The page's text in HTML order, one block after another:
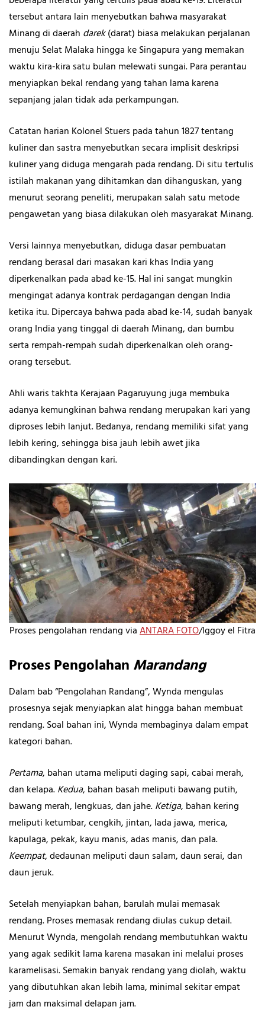
tersebut antara lain menyebutkan bahwa masyarakat
Minang di daerah darek(darat) biasa melakukan perjalanan
menuju Selat Malaka hingga ke Singapura yang memakan
waktu kira-kira satu bulan melewati sungai. Para perantau
menyiapkan bekal rendang yang tahan lama karena
sepanjang jalan tidak ada perkampungan.
Catatan harian Kolonel Stuers pada tahun 1827 tentang
kuliner dan sastra menyebutkan secara implisit deskripsi
kuliner yang diduga mengarah pada rendang. Di situ tertulis
istilah makanan yang dihitamkan dan dihanguskan, yang
menurut seorang peneliti, merupakan salah satu metode
pengawetan yang biasa dilakukan oleh masyarakat Minang.
Versi lainnya menyebutkan, diduga dasar pembuatan
rendang berasal dari masakan kari khas India yang
diperkenalkan pada abad ke-15. Hal ini sangat mungkin
mengingat adanya kontrak perdagangan dengan India
ketika itu. Dipercaya bahwa pada abad ke-14, sudah banyak
orang India yang tinggal di daerah Minang, dan bumbu
serta rempah-rempah sudah diperkenalkan oleh orang-
orang tersebut.
Ahli waris takhta Kerajaan Pagaruyung juga membuka
adanya kemungkinan bahwa rendang merupakan kari yang
diproses lebih lanjut. Bedanya, rendang memiliki sifat yang
lebih kering, sehingga bisa jauh lebih awet jika
dibandingkan dengan kari.
Proses pengolahan rendang viaANTARA FOTO/Iggoy el Fitra
Proses Pengolahan Marandang
Dalam bab “Pengolahan Randang”, Wynda mengulas
prosesnya sejak menyiapkan alat hingga bahan membuat
rendang. Soal bahan ini, Wynda membaginya dalam empat
kategori bahan.
Pertama, bahan utama meliputi daging sapi, cabai merah,
dan kelapa.Kedua, bahan basah meliputi bawang putih,
bawang merah, lengkuas, dan jahe.Ketiga, bahan kering
meliputi ketumbar, cengkih, jintan, lada jawa, merica,
kapulaga, pekak, kayu manis, adas manis, dan pala.
Keempat, dedaunan meliputi daun salam, daun serai, dan
daun jeruk.
Setelah menyiapkan bahan, barulah mulai memasak
rendang. Proses memasak rendang diulas cukup detail.
Menurut Wynda, mengolah rendang membutuhkan waktu
yang agak sedikit lama karena masakan ini melalui proses
karamelisasi. Semakin banyak rendang yang diolah, waktu
yang dibutuhkan akan lebih lama, minimal sekitar empat
jam dan maksimal delapan jam.